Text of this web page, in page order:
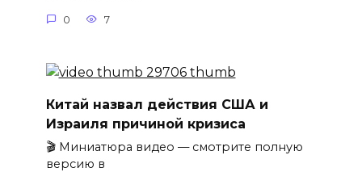
0 7
Китай назвал действия США и
Израиля причиной кризиса
🎬 Миниатюра видео — смотрите полную
версию в